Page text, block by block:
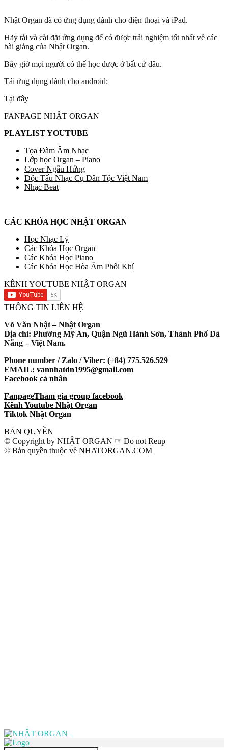
Nhật Organ đã có ứng dụng dành cho điện thoại và iPad.
Hãy tải và cài đặt ứng dụng để có được trải nghiệm tốt nhất về các
bài giảng của Nhật Organ.
Bây giờ mọi người có thể học được ở bất cứ đâu.
Tải ứng dụng dành cho android:
Tại đây
FANPAGE NHẬT ORGAN
PLAYLIST YOUTUBE
Tọa Đàm Âm Nhạc
Lớp học Organ – Piano
Cover Ngẫu Hứng
Độc Tấu Nhạc Cụ Dân Tộc Việt Nam
Nhạc Beat
CÁC KHÓA HỌC NHẬT ORGAN
Học Nhạc Lý
Các Khóa Học Organ
Các Khóa Học Piano
Các Khóa Học Hòa Âm Phối Khí
KÊNH YOUTUBE NHẬT ORGAN
THÔNG TIN LIÊN HỆ
Võ Văn Nhật – Nhật Organ
Địa chỉ: Phường Mỹ An, Quận Ngũ Hành Sơn, Thành Phố Đà
Nẵng – Việt Nam.
Phone number / Zalo / Viber: (+84) 775.526.529
EMAIL: vannhatdn1995@gmail.com
Facebook cá nhân
FanpageTham gia group facebook
Kênh Youtube Nhật Organ
Tiktok Nhật Organ
BẢN QUYỀN
© Copyright by NHẬT ORGAN ☞ Do not Reup
© Bản quyền thuộc về NHATORGAN.COM